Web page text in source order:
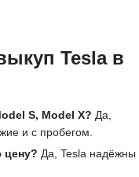
Tesla в
S, Model X? Да,
и с пробегом.
цену? Да, Tesla надёжны